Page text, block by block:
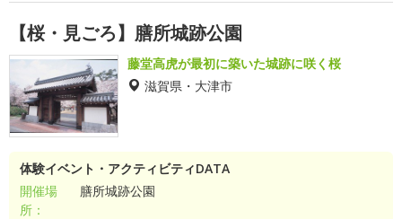
【桜・見ごろ】膳所城跡公園
藤堂高虎が最初に築いた城跡に咲く桜
滋賀県・大津市
体験イベント・アクティビティDATA
開催場
所：
膳所城跡公園